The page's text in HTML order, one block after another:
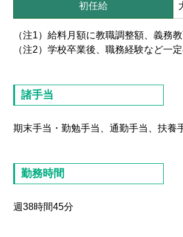
初任給
（注1）給料月額に教職調整額、義務
（注2）学校卒業後、職務経験など一
諸手当
期末手当・勤勉手当、通勤手当、扶養
勤務時間
週38時間45分